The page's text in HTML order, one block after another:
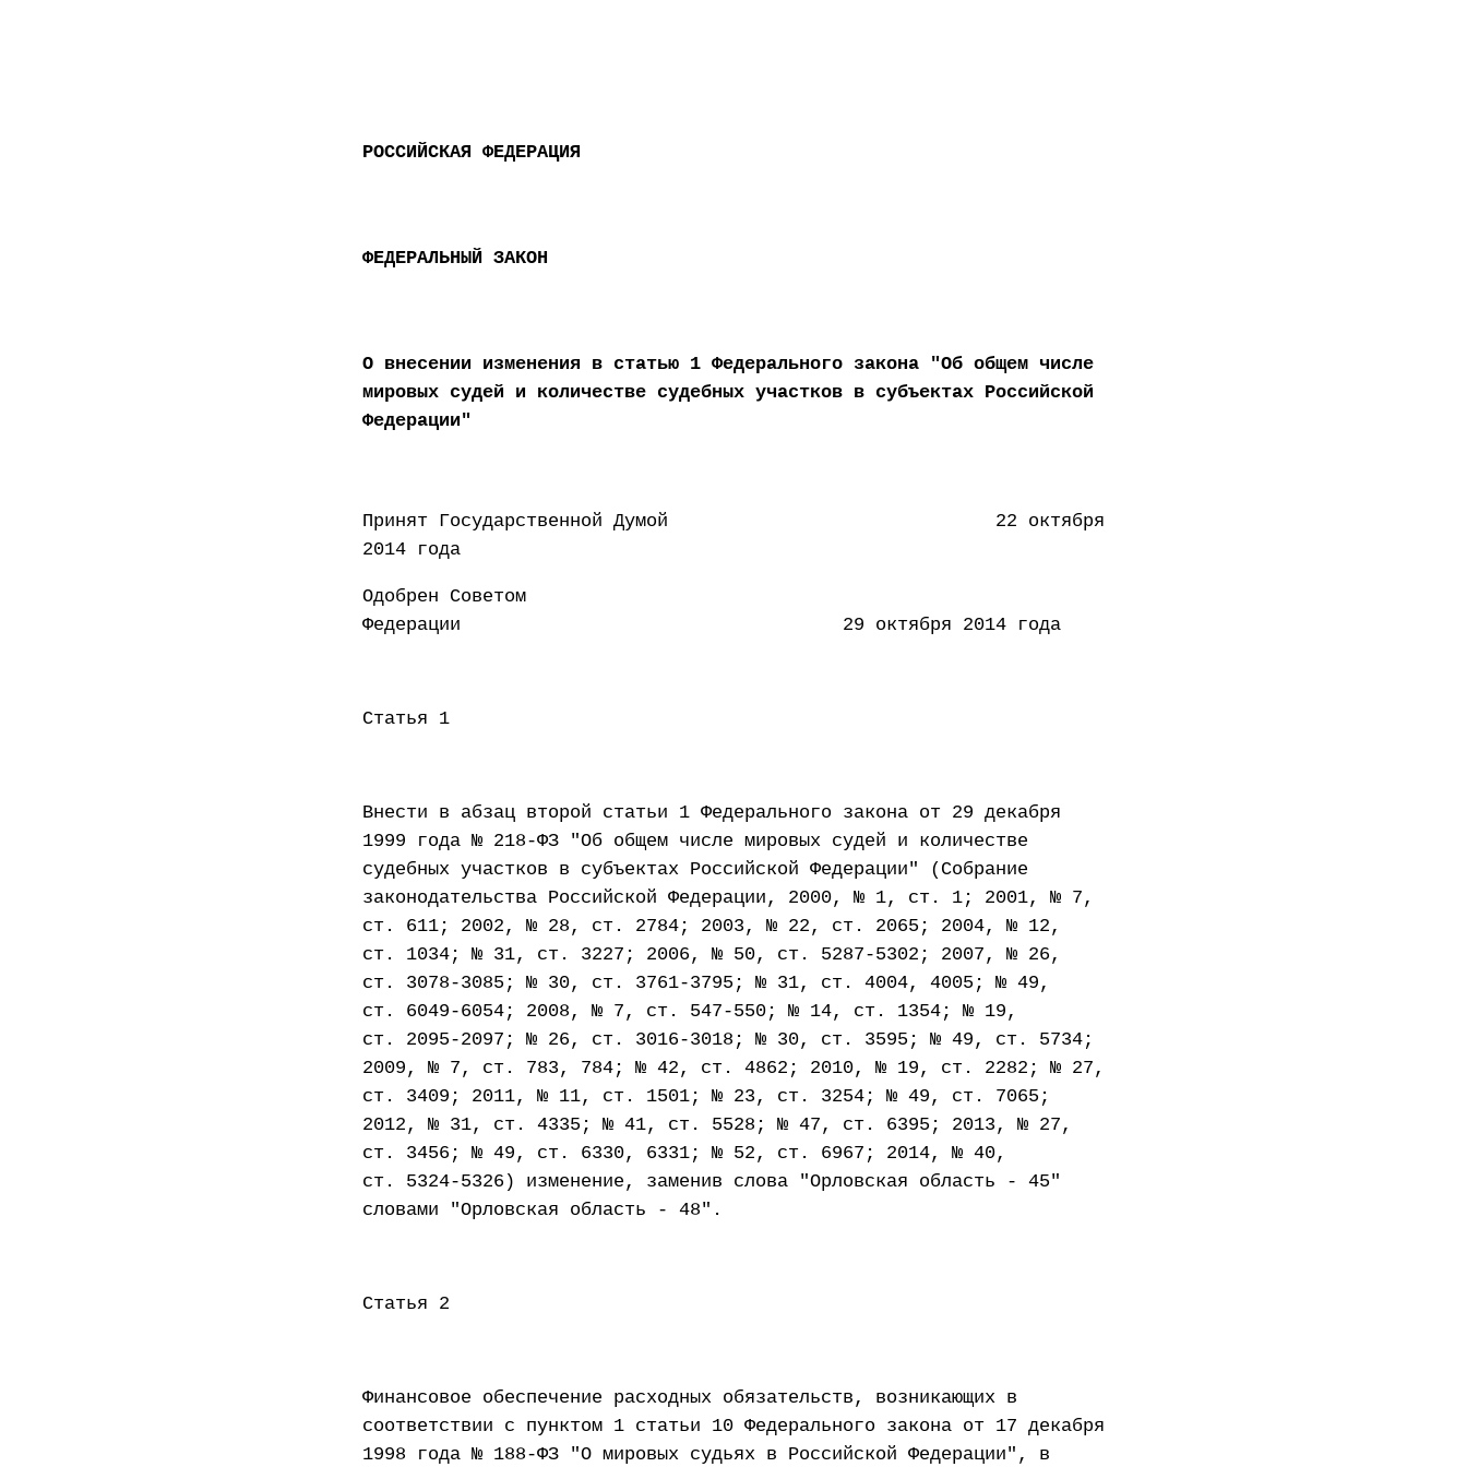
РОССИЙСКАЯ ФЕДЕРАЦИЯ
ФЕДЕРАЛЬНЫЙ ЗАКОН
О внесении изменения в статью 1 Федерального закона "Об общем числе
мировых судей и количестве судебных участков в субъектах Российской
Федерации"
Принят Государственной Думой 22 октября
2014 года
Одобрен Советом
Федерации 29 октября 2014 года
Статья 1
Внести в абзац второй статьи 1 Федерального закона от 29 декабря
1999 года № 218-ФЗ "Об общем числе мировых судей и количестве
судебных участков в субъектах Российской Федерации" (Собрание
законодательства Российской Федерации, 2000, № 1, ст. 1; 2001, № 7,
ст. 611; 2002, № 28, ст. 2784; 2003, № 22, ст. 2065; 2004, № 12,
ст. 1034; № 31, ст. 3227; 2006, № 50, ст. 5287-5302; 2007, № 26,
ст. 3078-3085; № 30, ст. 3761-3795; № 31, ст. 4004, 4005; № 49,
ст. 6049-6054; 2008, № 7, ст. 547-550; № 14, ст. 1354; № 19,
ст. 2095-2097; № 26, ст. 3016-3018; № 30, ст. 3595; № 49, ст. 5734;
2009, № 7, ст. 783, 784; № 42, ст. 4862; 2010, № 19, ст. 2282; № 27,
ст. 3409; 2011, № 11, ст. 1501; № 23, ст. 3254; № 49, ст. 7065;
2012, № 31, ст. 4335; № 41, ст. 5528; № 47, ст. 6395; 2013, № 27,
ст. 3456; № 49, ст. 6330, 6331; № 52, ст. 6967; 2014, № 40,
ст. 5324-5326) изменение, заменив слова "Орловская область - 45"
словами "Орловская область - 48".
Статья 2
Финансовое обеспечение расходных обязательств, возникающих в
соответствии с пунктом 1 статьи 10 Федерального закона от 17 декабря
1998 года № 188-ФЗ "О мировых судьях в Российской Федерации", в